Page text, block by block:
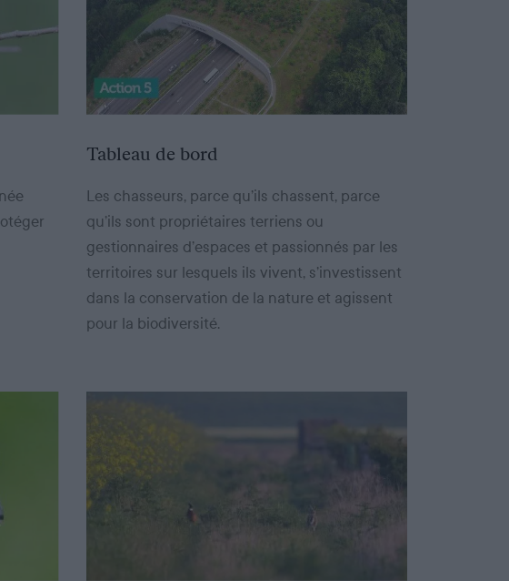
Tableau de bord
Les chasseurs, parce qu’ils chassent, parce
qu’ils sont propriétaires terriens ou
gestionnaires d’espaces et passionnés par les
territoires sur lesquels ils vivent, s’investissent
dans la conservation de la nature et agissent
pour la biodiversité.